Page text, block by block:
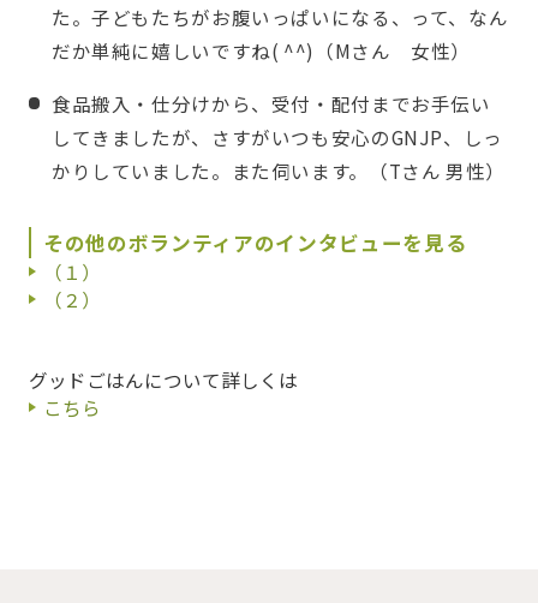
た。子どもたちがお腹いっぱいになる、って、なん
だか単純に嬉しいですね( ^^)（Mさん 女性）
食品搬入・仕分けから、受付・配付までお手伝い
してきましたが、さすがいつも安心のGNJP、しっ
かりしていました。また伺います。（Tさん 男性）
その他のボランティアのインタビューを見る
（１）
（２）
グッドごはんについて詳しくは
こちら